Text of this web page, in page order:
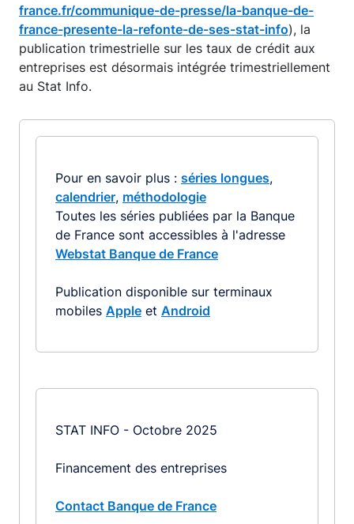
france.fr/communique-de-presse/la-banque-de-
france-presente-la-refonte-de-ses-stat-info), la
publication trimestrielle sur les taux de crédit aux
entreprises est désormais intégrée trimestriellement
au Stat Info.
Pour en savoir plus : séries longues,
calendrier, méthodologie
Toutes les séries publiées par la Banque
de France sont accessibles à l'adresse
Webstat Banque de France
Publication disponible sur terminaux
mobiles Apple et Android
STAT INFO - Octobre 2025
Financement des entreprises
Contact Banque de France